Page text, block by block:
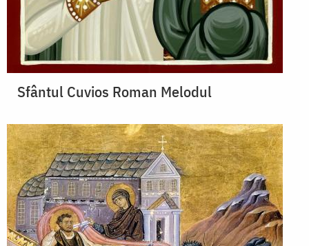
Sfântul Cuvios Roman Melodul